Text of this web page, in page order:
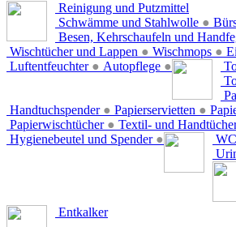
Reinigung und Putzmittel
Schwämme und Stahlwolle ●
Besen, Kehrschaufeln und
Wischtücher und Lappen ● Wischmops ●
Luftentfeuchter ● Autopflege ●
Handtuchspender ● Papierservietten ●
Papierwischtücher ● Textil- und
Hygienebeutel und Spender ●
Entkalker